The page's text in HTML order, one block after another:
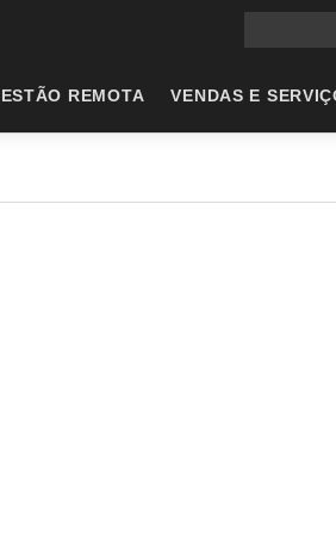
REMOTA VENDAS E